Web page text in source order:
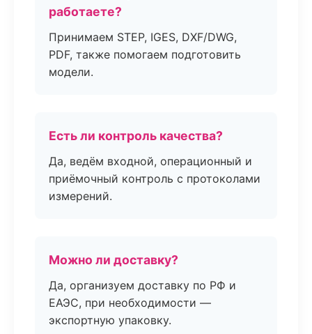
работаете?
Принимаем STEP, IGES, DXF/DWG,
PDF, также помогаем подготовить
модели.
Есть ли контроль качества?
Да, ведём входной, операционный и
приёмочный контроль с протоколами
измерений.
Можно ли доставку?
Да, организуем доставку по РФ и
ЕАЭС, при необходимости —
экспортную упаковку.